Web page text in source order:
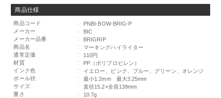
商品仕様
商品コード :
PNBI-BOW-BRIG-P
メーカー
:
BIC
メーカー品番
:
BRIGRIP
商品名
:
マーキングハイライター
通常定価
:
110円
材質
:
PP（ポリプロピレン）
インク色
:
イエロー、ピンク、ブルー、グリーン、オレンジ
ボール径
:
最小1.2mm 最大3.25mm
サイズ
:
直径15.2×全長139mm
重さ
:
10.7g